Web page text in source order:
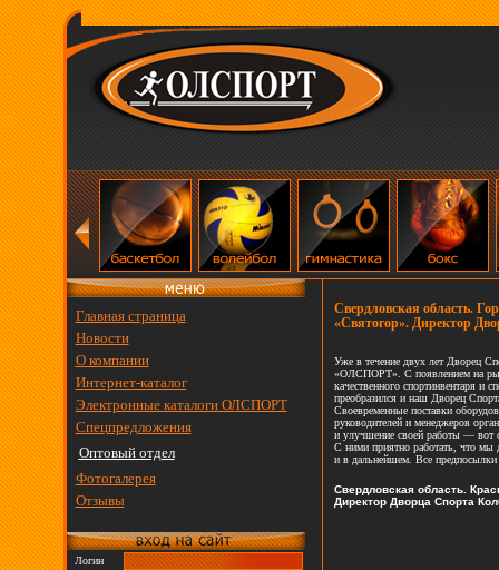
Главная страница
Новости
О компании
Интернет-каталог
Электронные каталоги ОЛСПОРТ
Спецпредложения
Оптовый отдел
Фотогалерея
Отзывы
Логин
Свердловская область.
«Святогор». Директор
Уже в течение двух лет Дворец
«ОЛСПОРТ». С появлением на
качественного спортинвентаря и
преобразился и наш Дворец
Своевременные поставки
руководителей и менеджеров
и улучшение своей работы — вот
С ними приятно работать, что мы
и в дальнейшем. Все предпосылки
Свердловская область.
Директор Дворца Спорта